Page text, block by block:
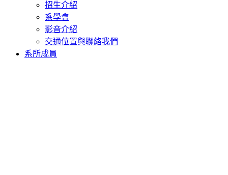
招生介紹
系學會
影音介紹
交通位置與聯絡我們
系所成員